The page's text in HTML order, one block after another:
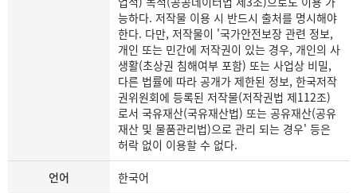
능하다. 저작물 이용 시 반드시 출처를 명시해야
한다. 다만, 저작물이 '국가안전보장 관련 정보,
개인 또는 민간에 저작권이 있는 경우, 개인의 사
생활(초상권 침해여부 포함) 또는 사업상 비밀,
다른 법률에 따라 공개가 제한된 정보, 한국저작
권위원회에 등록된 저작물(저작권법 제112조)
로서 국유재산(국유재산법) 또는 공유재산(공유
재산 및 물품관리법)으로 관리 되는 경우' 등은
허락 없이 이용할 수 없다.
언어 한국어